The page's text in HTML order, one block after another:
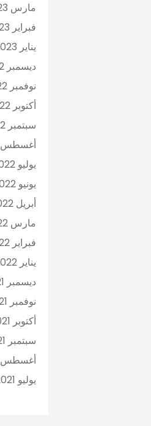
مارس 2023
فبراير 2023
يناير 2023
ديسمبر 2022
نوفمبر 2022
أكتوبر 2022
سبتمبر 2022
أغسطس 2022
يوليو 2022
يونيو 2022
أبريل 2022
مارس 2022
فبراير 2022
يناير 2022
ديسمبر 2021
نوفمبر 2021
أكتوبر 2021
سبتمبر 2021
أغسطس 2021
يوليو 2021